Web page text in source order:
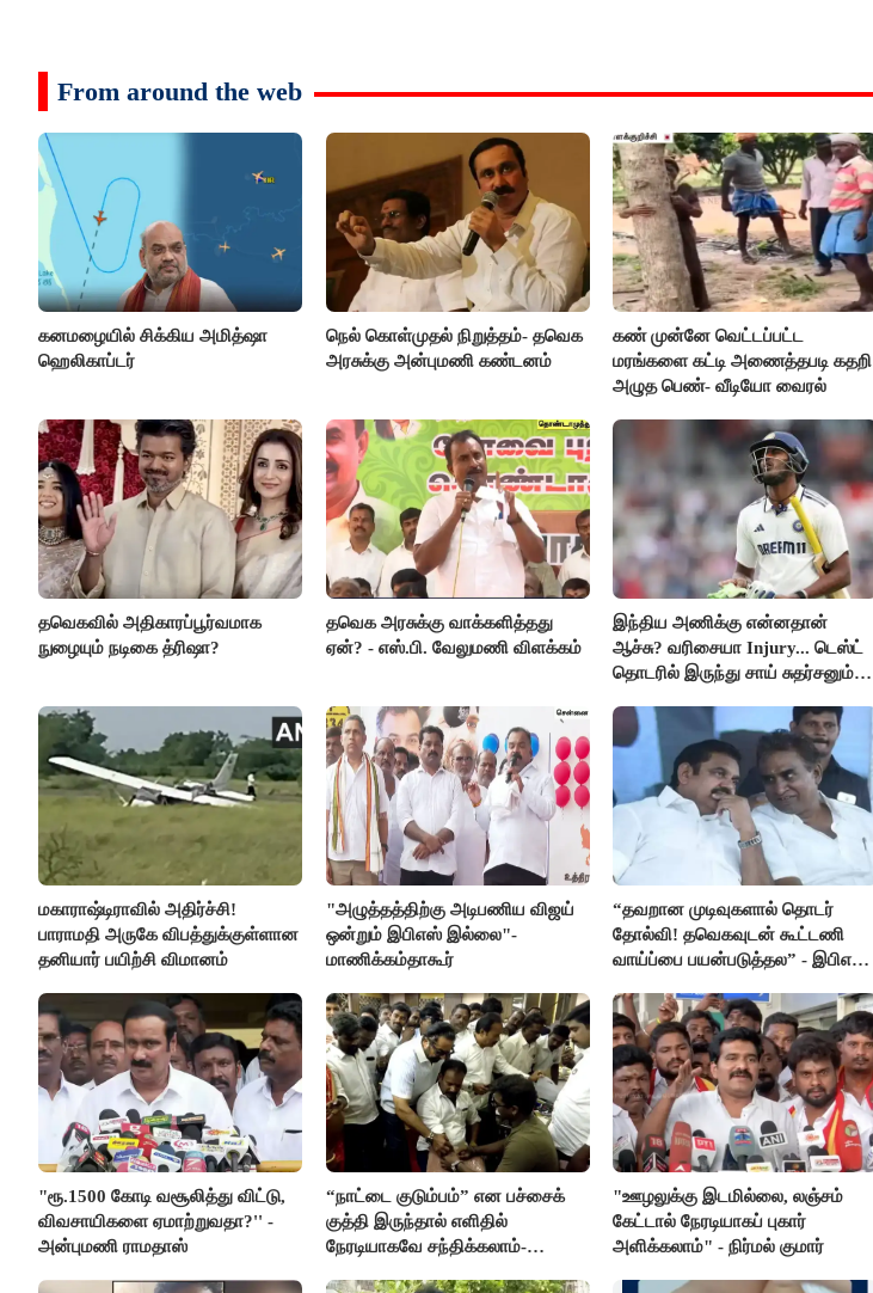
From around the web
கனமழையில் சிக்கிய அமித்ஷா
ஹெலிகாப்டர்
நெல் கொள்முதல் நிறுத்தம்- தவெக
அரசுக்கு அன்புமணி கண்டனம்
கண் முன்னே வெட்டப்பட்ட
மரங்களை கட்டி அணைத்தபடி கதறி
அழுத பெண்- வீடியோ வைரல்
தவெகவில் அதிகாரப்பூர்வமாக
நுழையும் நடிகை த்ரிஷா?
தவெக அரசுக்கு வாக்களித்தது
ஏன்? - எஸ்.பி. வேலுமணி விளக்கம்
இந்திய அணிக்கு என்னதான்
ஆச்சு? வரிசையா Injury... டெஸ்ட்
தொடரில் இருந்து சாய் சுதர்சனும்
மகாராஷ்டிராவில் அதிர்ச்சி!
பாராமதி அருகே விபத்துக்குள்ளான
தனியார் பயிற்சி விமானம்
"அழுத்தத்திற்கு அடிபணிய விஜய்
ஒன்றும் இபிஎஸ் இல்லை"-
மாணிக்கம்தாகூர்
“தவறான முடிவுகளால் தொடர்
தோல்வி! தவெகவுடன் கூட்டணி
வாய்ப்பை பயன்படுத்தல” - இபிஎஸ்
"ரூ.1500 கோடி வசூலித்து விட்டு,
விவசாயிகளை ஏமாற்றுவதா?'' -
அன்புமணி ராமதாஸ்
“நாட்டை குடும்பம்” என பச்சைக்
குத்தி இருந்தால் எளிதில்
நேரடியாகவே சந்திக்கலாம்-
"ஊழலுக்கு இடமில்லை, லஞ்சம்
கேட்டால் நேரடியாகப் புகார்
அளிக்கலாம்" - நிர்மல் குமார்